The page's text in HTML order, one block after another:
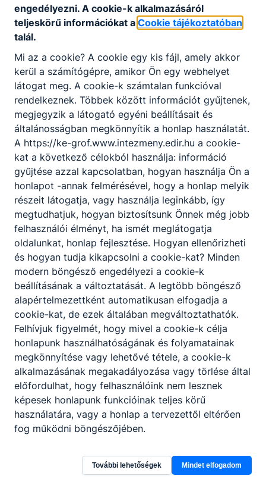
alkalmazásával irányítja a
kereskedelmi és elektronikus
informatikai megvalósítását;
aktualizálja az online
tartalmakat, részt vesz az
aktuális online, offline
kampányok lebonyolításában;
ellátja a nyilvántartással, a
vásárlók kezelésével, az
adatszolgáltatással, az adatok
védelmével kapcsolatos
adminisztratív feladatokat;
szakszerűen kommunikál
idegen nyelven.
ISKOLASPECIFIKUS INFORMÁCIÓK A
KÉPZÉSHEZ
Ez a Neked való képzés, amennyiben
kereskedelmi vénával rendelkezel,
nyitott vagy a kereskedelem új
formáira és magadénak érzed az
online világot!
A képzés érettségivel és technikus
szintű szakképzettség
megszerzésével zárul.
A kereskedő és webáruházi technikus
szakma új távlatokat nyit a
szakképzett technikus az általános
kereskedelmi folyamatok
engedélyezni. A cookie-k alkalmazásáról
teljeskörű információkat a Cookie tájékoztatóban
talál.
Mi az a cookie? A cookie egy kis fájl, amely akkor
kerül a számítógépre, amikor Ön egy webhelyet
látogat meg. A cookie-k számtalan funkcióval
rendelkeznek. Többek között információt gyűjtenek,
megjegyzik a látogató egyéni beállításait és
általánosságban megkönnyítik a honlap használatát.
A https://ke-grof.www.intezmeny.edir.hu a cookie-
kat a következő célokból használja: információ
gyűjtése azzal kapcsolatban, hogyan használja Ön a
honlapot -annak felmérésével, hogy a honlap melyik
részeit látogatja, vagy használja leginkább, így
megtudhatjuk, hogyan biztosítsunk Önnek még jobb
felhasználói élményt, ha ismét meglátogatja
oldalunkat, honlap fejlesztése. Hogyan ellenőrizheti
és hogyan tudja kikapcsolni a cookie-kat? Minden
modern böngésző engedélyezi a cookie-k
beállításának a változtatását. A legtöbb böngésző
alapértelmezettként automatikusan elfogadja a
cookie-kat, de ezek általában megváltoztathatók.
Felhívjuk figyelmét, hogy mivel a cookie-k célja
honlapunk használhatóságának és folyamatainak
megkönnyítése vagy lehetővé tétele, a cookie-k
alkalmazásának megakadályozása vagy törlése által
előfordulhat, hogy felhasználóink nem lesznek
képesek honlapunk funkcióinak teljes körű
használatára, vagy a honlap a tervezettől eltérően
fog működni böngészőjében.
További lehetőségek Mindet elfogadom